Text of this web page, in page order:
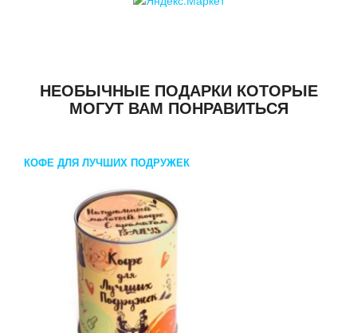
НЕОБЫЧНЫЕ ПОДАРКИ КОТОРЫЕ
МОГУТ ВАМ ПОНРАВИТЬСЯ
КОФЕ ДЛЯ ЛУЧШИХ ПОДРУЖЕК